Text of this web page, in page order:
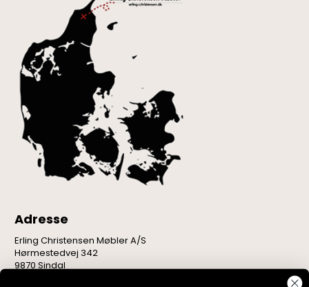
Adresse
Erling Christensen Møbler A/S
Hørmestedvej 342
9870 Sindal